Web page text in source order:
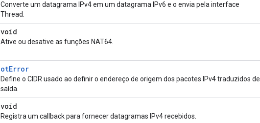
Converte um datagrama IPv4 em um datagrama IPv6 e o envia pela interface
Thread.
void
Ative ou desative as funções NAT64.
otError
Define o CIDR usado ao definir o endereço de origem dos pacotes IPv4 traduzidos de
saída.
void
Registra um callback para fornecer datagramas IPv4 recebidos.